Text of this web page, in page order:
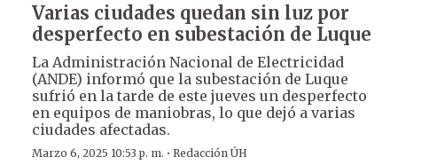
Varias ciudades quedan sin luz por
desperfecto en subestación de Luque
La Administración Nacional de Electricidad
(ANDE) informó que la subestación de Luque
sufrió en la tarde de este jueves un desperfecto
en equipos de maniobras, lo que dejó a varias
ciudades afectadas.
Marzo 6, 2025 10:53 p. m. · Redacción ÚH